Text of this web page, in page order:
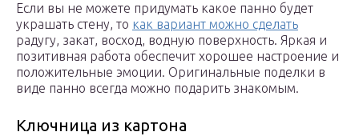
Если вы не можете придумать какое панно будет
украшать стену, то как вариант можно сделать
радугу, закат, восход, водную поверхность. Яркая и
позитивная работа обеспечит хорошее настроение и
положительные эмоции. Оригинальные поделки в
виде панно всегда можно подарить знакомым.
Ключница из картона